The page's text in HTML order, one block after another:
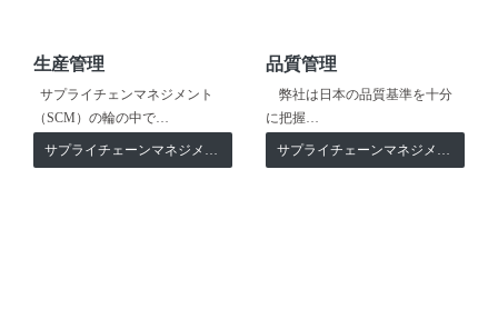
生産管理
サプライチェンマネジメント
（SCM）の輪の中で…
サプライチェーンマネジメント
品質管理
弊社は日本の品質基準を十分
に把握…
サプライチェーンマネジメント